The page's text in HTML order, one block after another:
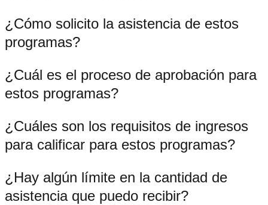
¿Cómo solicito la asistencia de estos
programas?
¿Cuál es el proceso de aprobación para
estos programas?
¿Cuáles son los requisitos de ingresos
para calificar para estos programas?
¿Hay algún límite en la cantidad de
asistencia que puedo recibir?